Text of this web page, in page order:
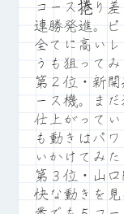
コース捲り
連勝発進。
全てに高い
うも狙って
第２位・新
ース機。ま
仕上がって
も動きはパ
いかけてみた
第３位・山
快な動きを